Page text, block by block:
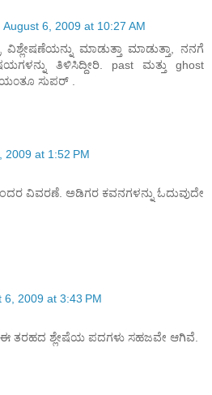
August 6, 2009 at 10:27 AM
ಮಾಡುತ್ತಾ ಮಾಡುತ್ತಾ, ನನಗೆ
ತಿಳಿಸಿದ್ದೀರಿ. past ಮತ್ತು ghost
ಸುಪರ್ .
2009 at 1:52 PM
ವಿವರಣೆ. ಅಡಿಗರ ಕವನಗಳನ್ನು ಓದುವುದೇ
6, 2009 at 3:43 PM
ಈ ತರಹದ ಶ್ಲೇಷೆಯ ಪದಗಳು ಸಹಜವೇ ಆಗಿವೆ.